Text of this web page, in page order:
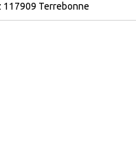
Terrebonne